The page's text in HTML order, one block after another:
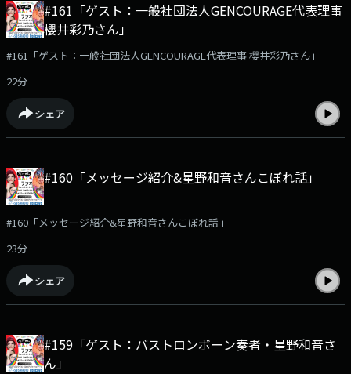
#161「ゲスト：一般社団法人GENCOURAGE代表理事
櫻井彩乃さん」
#161「ゲスト：一般社団法人GENCOURAGE代表理事 櫻井彩乃さん」
22分
シェア
#160「メッセージ紹介&星野和音さんこぼれ話」
#160「メッセージ紹介&星野和音さんこぼれ話」
23分
シェア
#159「ゲスト：バストロンボーン奏者・星野和音さ
ん」